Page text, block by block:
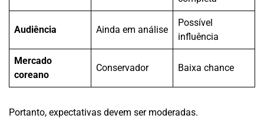
Audiência Ainda em análise
Possível
influência
Mercado
coreano
Conservador Baixa chance
Portanto, expectativas devem ser moderadas.